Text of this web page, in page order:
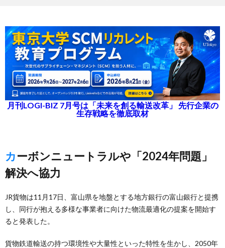
月刊LOGI-BIZ 7月号は「未来を創る輸送改革」 先行企業の
生存戦略を徹底取材
カーボンニュートラルや「2024年問題」
解決へ協力
JR貨物は11月17日、富山県を地盤とする地方銀行の富山銀行と提携
し、同行が抱える多様な事業者に向けた物流最適化の提案を開始す
ると発表した。
貨物鉄道輸送の持つ環境性や大量性といった特性を生かし、2050年